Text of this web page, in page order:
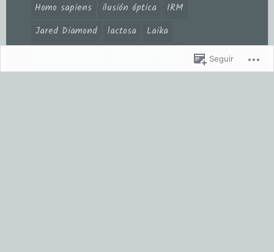
Homo sapiens
ilusión óptica
IRM
Jared Diamond
lactosa
Laika
Seguir